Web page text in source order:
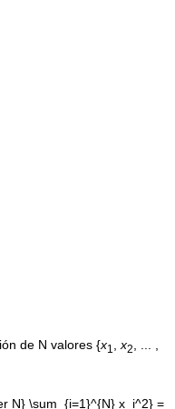
de N valores {x1 x2